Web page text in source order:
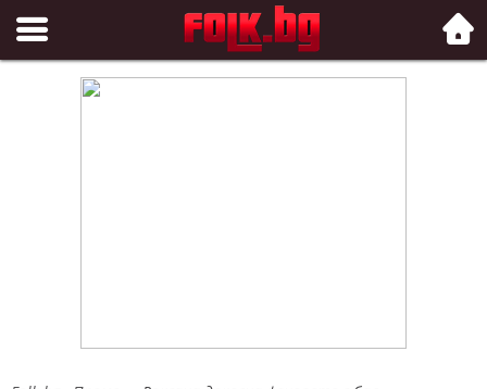
Folk.bg